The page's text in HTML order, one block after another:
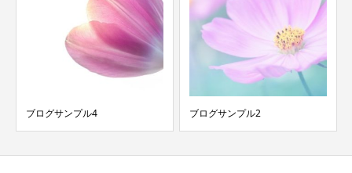
ブログサンプル4 ブログサンプル2